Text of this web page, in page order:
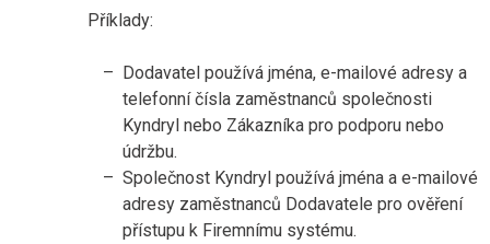
Příklady:
Dodavatel používá jména, e-mailové adresy a
telefonní čísla zaměstnanců společnosti
Kyndryl nebo Zákazníka pro podporu nebo
údržbu.
Společnost Kyndryl používá jména a e-mailové
adresy zaměstnanců Dodavatele pro ověření
přístupu k Firemnímu systému.